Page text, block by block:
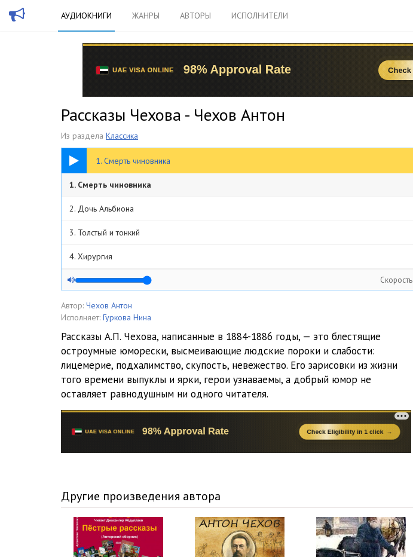
АУДИОКНИГИ ЖАНРЫ АВТОРЫ ИСПОЛНИТЕЛИ
Рассказы Чехова - Чехов Антон
Из раздела Классика
1. Смерть чиновника
05:37
1. Смерть чиновника
2. Дочь Альбиона
3. Толстый и тонкий
4. Хирургия
5. Хамелеон
6. Налим
8. Ванька
Скорость
Автор: Чехов Антон
Исполняет: Гуркова Нина
Рассказы А.П. Чехова, написанные в 1884-1886 годы, — это блестящие
остроумные юморески, высмеивающие людские пороки и слабости:
лицемерие, подхалимство, скупость, невежество. Его зарисовки из жизни
того времени выпуклы и ярки, герои узнаваемы, а добрый юмор не
оставляет равнодушным ни одного читателя.
Другие произведения автора